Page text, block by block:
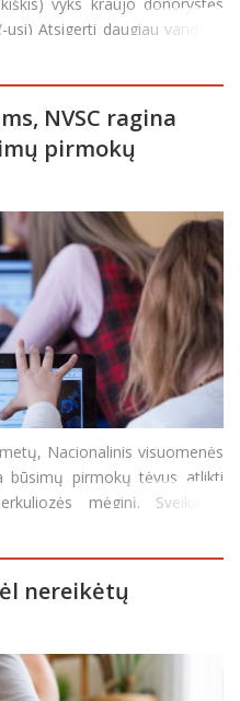
Atsigerti daugiau vandens
– 13:45–14
NVSC ragina
pirmokų
Nacionalinis visuomenės
būsimų pirmokų tėvus atlikti
mėginį. Sveikatos
apsaugoti vaikus nuo
uždarose patal
nereikėtų